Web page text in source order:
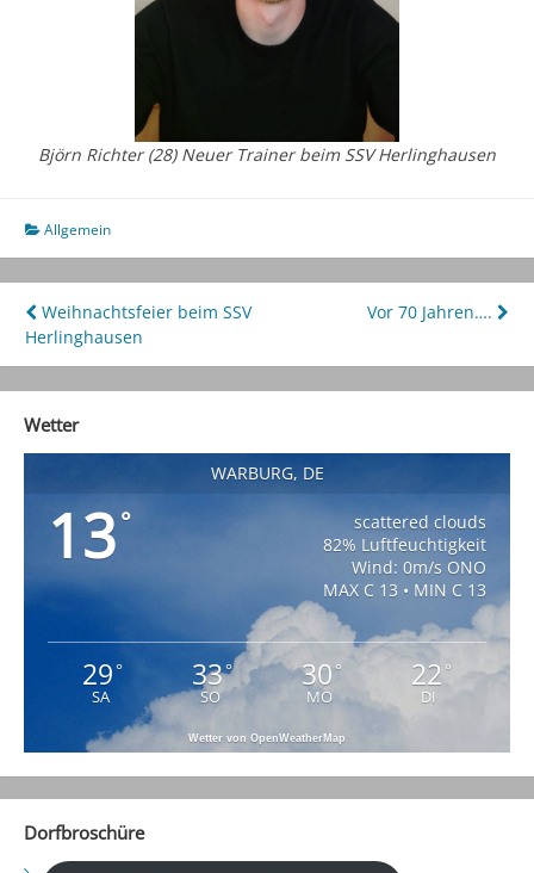
Björn Richter (28) Neuer Trainer beim SSV Herlinghausen
Allgemein
Beitragsnavigation
Weihnachtsfeier beim SSV
Herlinghausen
Vor 70 Jahren….
Wetter
WARBURG, DE
13°
scattered clouds
82% Luftfeuchtigkeit
Wind: 0m/s ONO
MAX C 13 • MIN C 13
29°
SA
33°
SO
30°
MO
22 °
DI
Wetter von OpenWeatherMap
Dorfbroschüre